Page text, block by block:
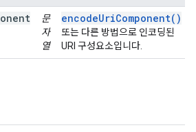
문
자
열
encodeUriComponent()
또는 다른 방법으로 인코딩된
URI 구성요소입니다.